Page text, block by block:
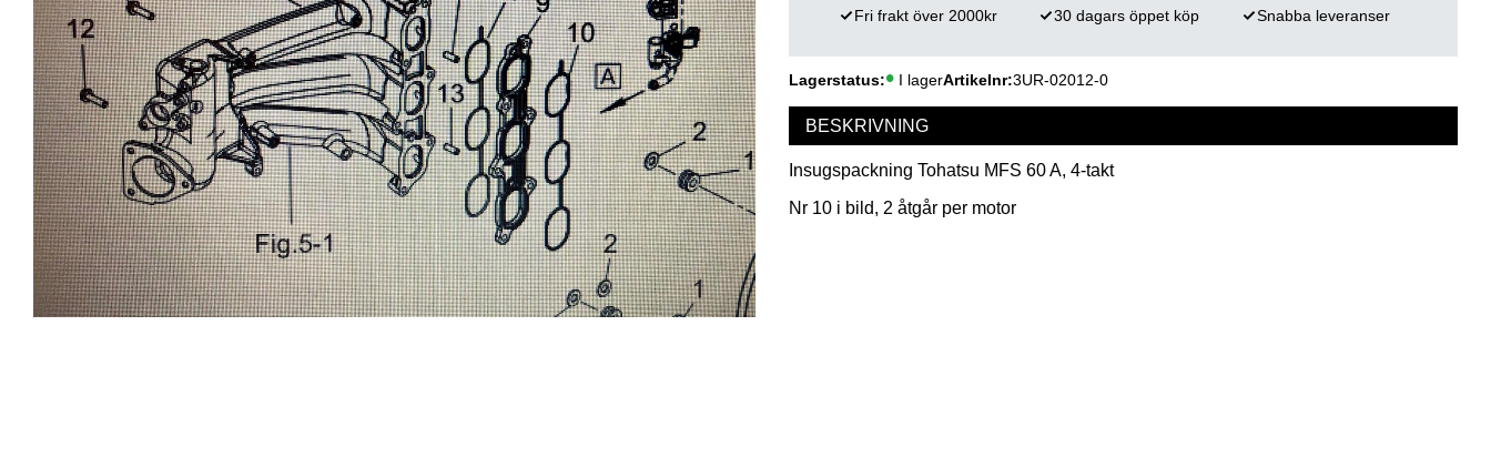
Lagerstatus I lagerArtikelnr 3UR-02012-0
Fri frakt över 2000kr 30 dagars öppet köp Snabba leveranser
BESKRIVNING
Insugspackning Tohatsu MFS 60 A, 4-takt
Nr 10 i bild, 2 åtgår per motor